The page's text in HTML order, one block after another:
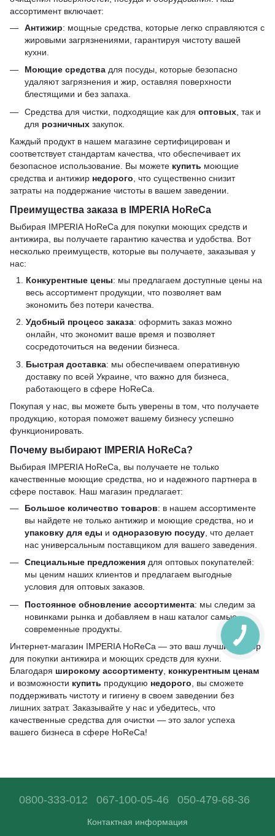
ассортимент включает:
Антижир: мощные средства, которые легко справляются с
жировыми загрязнениями, гарантируя чистоту вашей
кухни.
Моющие средства для посуды, которые безопасно
удаляют загрязнения и жир, оставляя поверхности
блестящими и без запаха.
Средства для чистки, подходящие как для оптовых , так и
для розничных закупок.
Каждый продукт в нашем магазине сертифицирован и
соответствует стандартам качества, что обеспечивает их
безопасное использование. Вы можете купить моющие
средства и антижир недорого , что существенно снизит
затраты на поддержание чистоты в вашем заведении.
Преимущества заказа в IMPERIA HoReCa
Выбирая IMPERIA HoReCa для покупки моющих средств и
антижира, вы получаете гарантию качества и удобства. Вот
несколько преимуществ, которые вы получаете, заказывая у
нас:
Конкурентные цены: мы предлагаем доступные цены на
весь ассортимент продукции, что позволяет вам
экономить без потери качества.
Удобный процесс заказа: оформить заказ можно
онлайн, что экономит ваше время и позволяет
сосредоточиться на ведении бизнеса.
Быстрая доставка: мы обеспечиваем оперативную
доставку по всей Украине, что важно для бизнеса,
работающего в сфере HoReCa.
Покупая у нас, вы можете быть уверены в том, что получаете
продукцию, которая поможет вашему бизнесу успешно
функционировать.
Почему выбирают IMPERIA HoReCa?
Выбирая IMPERIA HoReCa, вы получаете не только
качественные моющие средства, но и надежного партнера в
сфере поставок. Наш магазин предлагает:
Большое количество товаров: в нашем ассортименте
вы найдете не только антижир и моющие средства, но и
упаковку для еды и одноразовую посуду , что делает
нас универсальным поставщиком для вашего заведения.
Специальные предложения для оптовых покупателей:
мы ценим наших клиентов и предлагаем выгодные
условия для оптовых заказов.
Постоянное обновление ассортимента: мы следим за
новинками рынка и добавляем в наш каталог самые
современные продукты.
Интернет-магазин IMPERIA HoReCa — это ваш лучший выбор
для покупки антижира и моющих средств для кухни.
Благодаря широкому ассортименту конкурентным ценам
и возможности купить продукцию недорого , вы сможете
поддерживать чистоту и гигиену в своем заведении без
лишних затрат. Заказывайте у нас и убедитесь, что
качественные средства для очистки — это залог успеха
вашего бизнеса в сфере HoReCa!
0800-333-012 067-100-05-46 050-479-68-36
Контактная информация